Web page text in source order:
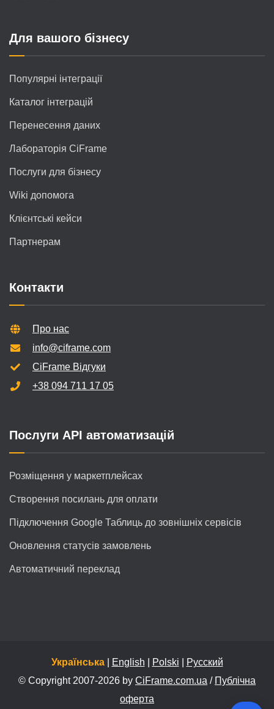
Для вашого бізнесу
Популярні інтеграції
Каталог інтеграцій
Перенесення даних
Лабораторія CiFrame
Послуги для бізнесу
Wiki допомога
Клієнтські кейси
Партнерам
Контакти
Про нас
info@ciframe.com
CiFrame Відгуки
+38 094 711 17 05
Послуги API автоматизацій
Розміщення у маркетплейсах
Створення посилань для оплати
Підключення Google Таблиць до зовнішніх сервісів
Оновлення статусів замовлень
Автоматичний переклад
Українська| English Polski
Русский
© Copyright 2007-2026 by CiFrame.com.ua / Публічна
оферта